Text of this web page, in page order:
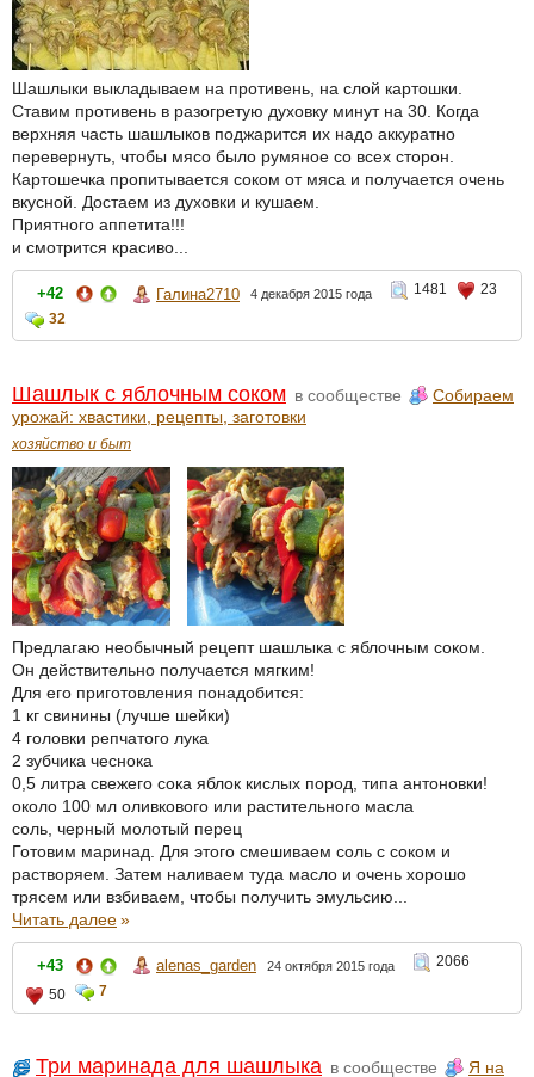
Шашлыки выкладываем на противень, на слой картошки.
Ставим противень в разогретую духовку минут на 30. Когда
верхняя часть шашлыков поджарится их надо аккуратно
перевернуть, чтобы мясо было румяное со всех сторон.
Картошечка пропитывается соком от мяса и получается очень
вкусной. Достаем из духовки и кушаем.
Приятного аппетита!!!
и смотрится красиво...
+42 Галина2710 4 декабря 2015 года 1481
23
32
Шашлык с яблочным соком в сообществе
Собираем
урожай: хвастики, рецепты, заготовки
хозяйство и быт
Предлагаю необычный рецепт шашлыка с яблочным соком.
Он действительно получается мягким!
Для его приготовления понадобится:
1 кг свинины (лучше шейки)
4 головки репчатого лука
2 зубчика чеснока
0,5 литра свежего сока яблок кислых пород, типа антоновки!
около 100 мл оливкового или растительного масла
соль, черный молотый перец
Готовим маринад. Для этого смешиваем соль с соком и
растворяем. Затем наливаем туда масло и очень хорошо
трясем или взбиваем, чтобы получить эмульсию...
Читать далее»
+43 alenas_garden 24 октября 2015 года
2066
50
7
Три маринада для шашлыка в сообществе
Я на